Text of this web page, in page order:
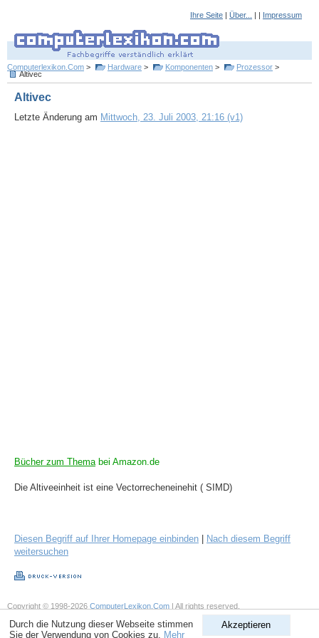
Ihre Seite | Über... | | Impressum
Computerlexikon.Com > Hardware > Komponenten > Prozessor >
Altivec
Altivec
Letzte Änderung am Mittwoch, 23. Juli 2003, 21:16 (v1)
Bücher zum Themabei Amazon.de
Die Altiveeinheit ist eine Vectorrecheneinehit ( SIMD)
Diesen Begriff auf Ihrer Homepage einbinden
Nach diesem Begriff
weitersuchen
Akzeptieren
Durch die Nutzung dieser Webseite stimmen
Sie der Verwendung von Cookies zu. Mehr
Copyright © 1998-2026 ComputerLexikon.Com | All rights reserved.